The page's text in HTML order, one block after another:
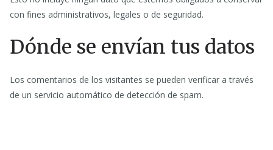
con fines administrativos, legales o de seguridad.
Dónde se envían tus datos
Los comentarios de los visitantes se pueden verificar a través
de un servicio automático de detección de spam.